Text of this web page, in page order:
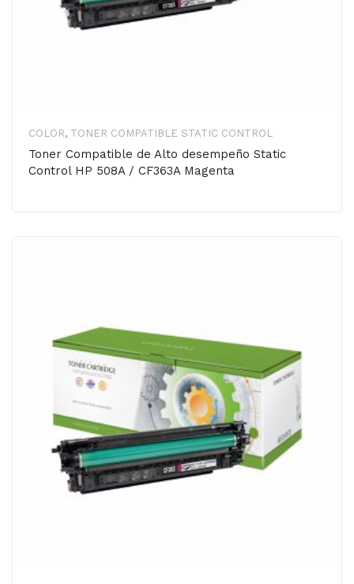
COLOR, TONER COMPATIBLE STATIC CONTROL
Toner Compatible de Alto desempeño Static
Control HP 508A / CF363A Magenta